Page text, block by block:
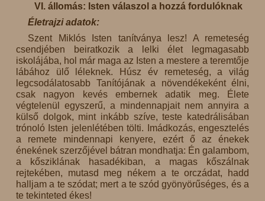
VI. állomás: Isten válaszol a hozzá fordulóknak
Életrajzi adatok:
Szent Miklós Isten tanítványa lesz! A remeteség
csendjében beiratkozik a lelki élet legmagasabb
iskolájába, hol már maga az Isten a mestere a teremtője
lábához ülő léleknek. Húsz év remeteség, a világ
legcsodálatosabb Tanítójának a növendékeként élni,
csak nagyon kevés embernek adatik meg. Élete
végtelenül egyszerű, a mindennapjait nem annyira a
külső dolgok, mint inkább szíve, teste katedrálisában
trónoló Isten jelenlétében tölti. Imádkozás, engesztelés
a remete mindennapi kenyere, ezért ő az énekek
énekének szerzőjével bátran mondhatja: Én galambom,
a kősziklának hasadékiban, a magas kőszálnak
rejtekében, mutasd meg nékem a te orczádat, hadd
halljam a te szódat; mert a te szód gyönyörűséges, és a
te tekinteted ékes!